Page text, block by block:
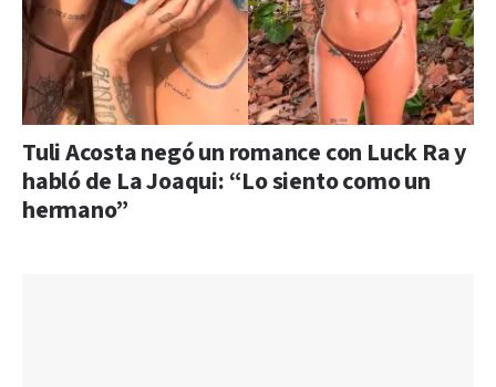
Tuli Acosta negó un romance con Luck Ra y
habló de La Joaqui: “Lo siento como un
hermano”